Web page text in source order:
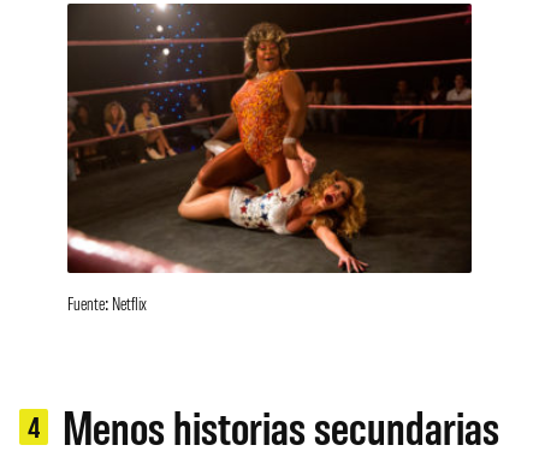
Fuente: Netflix
4 Menos historias secundarias